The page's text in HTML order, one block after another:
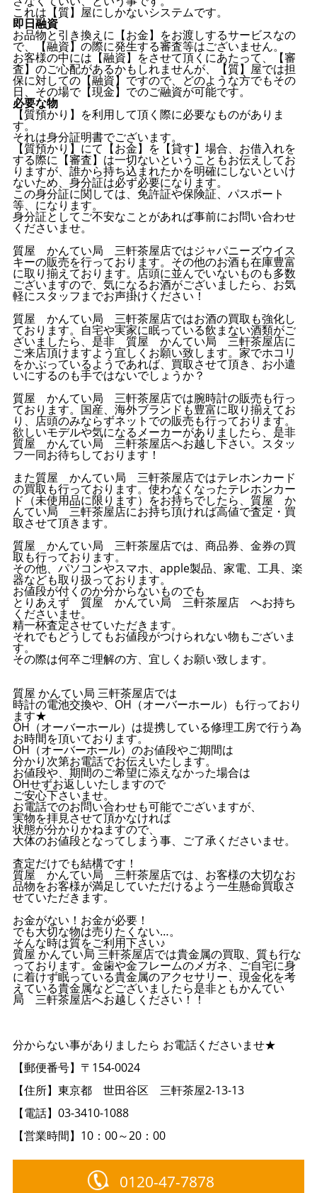
これは【質】屋にしかないシステムです。
即日融資
お品物と引き換えに【お金】をお渡しするサービスなの
で、【融資】の際に発生する審査等はございません。
お客様の中には【融資】をさせて頂くにあたって、【審
査】のご心配があるかもしれませんが、【質】屋では担
保に対しての【融資】ですので、どのような方でもその
日、その場で【現金】でのご融資が可能です。
必要な物
【質預かり】を利用して頂く際に必要なものがありま
す。
それは身分証明書でございます。
【質預かり】にて【お金】を【貸す】場合、お借入れを
する際に【審査】は一切ないということもお伝えしてお
りますが、誰から持ち込まれたかを明確にしないといけ
ないため、身分証は必ず必要になります。
この身分証に関しては、免許証や保険証、パスポート
等、になります。
身分証としてご不安なことがあれば事前にお問い合わせ
くださいませ。
質屋 かんてい局 三軒茶屋店ではジャパニーズウイス
キーの販売を行っております。その他のお酒も在庫豊富
に取り揃えております。店頭に並んでいないものも多数
ございますので、気になるお酒がございましたら、お気
軽にスタッフまでお声掛けください！
質屋 かんてい局 三軒茶屋店ではお酒の買取も強化し
ております。自宅や実家に眠っている飲まない酒類がご
ざいましたら、是非 質屋 かんてい局 三軒茶屋店に
ご来店頂けますよう宜しくお願い致します。家でホコリ
をかぶっているようであれば、買取させて頂き、お小遣
いにするのも手ではないでしょうか？
質屋 かんてい局 三軒茶屋店では腕時計の販売も行っ
ております。国産、海外ブランドも豊富に取り揃えてお
り、店頭のみならずネットでの販売も行っております。
欲しいモデルや気になるメーカーがありましたら、是非
質屋 かんてい局 三軒茶屋店へお越し下さい。スタッ
フ一同お待ちしております！
また質屋 かんてい局 三軒茶屋店ではテレホンカード
の買取も行っております。使わなくなったテレホンカー
ド（未使用品に限ります）をお持ちでしたら、質屋 か
んてい局 三軒茶屋店にお持ち頂ければ高値で査定・買
取させて頂きます。
質屋 かんてい局 三軒茶屋店では、商品券、金券の買
取も行っております。
その他、パソコンやスマホ、apple製品、家電、工具、楽
器なども取り扱っております。
お値段が付くのか分からないものでも
とりあえず 質屋 かんてい局 三軒茶屋店 へお持ち
くださいませ。
精一杯査定させていただきます。
それでもどうしてもお値段がつけられない物もございま
す。
その際は何卒ご理解の方、宜しくお願い致します。
質屋 かんてい局 三軒茶屋店では
時計の電池交換や、OH（オーバーホール）も行っており
ます★
OH（オーバーホール）は提携している修理工房で行う為
お時間を頂いております。
OH（オーバーホール）のお値段やご期間は
分かり次第お電話でお伝えいたします。
お値段や、期間のご希望に添えなかった場合は
OHせずお返しいたしますので
ご安心下さいませ。
お電話でのお問い合わせも可能でございますが、
実物を拝見させて頂かなければ
状態が分かりかねますので、
大体のお値段となってしまう事、ご了承くださいませ。
査定だけでも結構です！
質屋 かんてい局 三軒茶屋店では、お客様の大切なお
品物をお客様が満足していただけるよう一生懸命買取さ
せていただきます。
お金がない！お金が必要！
でも大切な物は売りたくない…。
そんな時は質をご利用下さい♪
質屋 かんてい局 三軒茶屋店では貴金属の買取、質も行な
っております。金歯や金フレームのメガネ、ご自宅に身
に着けず眠っている貴金属のアクセサリー、現金化を考
えている貴金属などございましたら是非ともかんてい
局 三軒茶屋店へお越しください！！
分からない事がありましたら お電話くださいませ★
【郵便番号】〒154-0024
【住所】東京都 世田谷区 三軒茶屋2-13-13
【電話】03-3410-1088
【営業時間】10：00～20：00
0120-47-7878